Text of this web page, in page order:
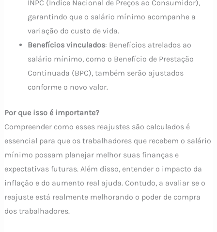
INPC (Índice Nacional de Preços ao Consumidor),
garantindo que o salário mínimo acompanhe a
variação do custo de vida.
Benefícios vinculados: Benefícios atrelados ao
salário mínimo, como o Benefício de Prestação
Continuada (BPC), também serão ajustados
conforme o novo valor.
Por que isso é importante?
Compreender como esses reajustes são calculados é
essencial para que os trabalhadores que recebem o salário
mínimo possam planejar melhor suas finanças e
expectativas futuras. Além disso, entender o impacto da
inflação e do aumento real ajuda. Contudo, a avaliar se o
reajuste está realmente melhorando o poder de compra
dos trabalhadores.